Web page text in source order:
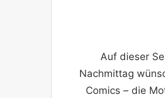
Auf dieser
Nachmittag
Comics – die